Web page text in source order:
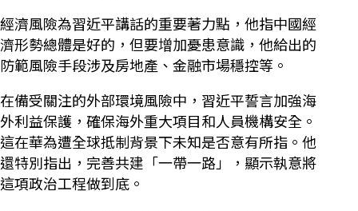
經濟風險為習近平講話的重要著力點，他指中國經
濟形勢總體是好的，但要增加憂患意識，他給出的
防範風險手段涉及房地產、金融市場穩控等。
在備受關注的外部環境風險中，習近平誓言加強海
外利益保護，確保海外重大項目和人員機構安全。
這在華為遭全球抵制背景下未知是否意有所指。他
還特別指出，完善共建「一帶一路」，顯示執意將
這項政治工程做到底。